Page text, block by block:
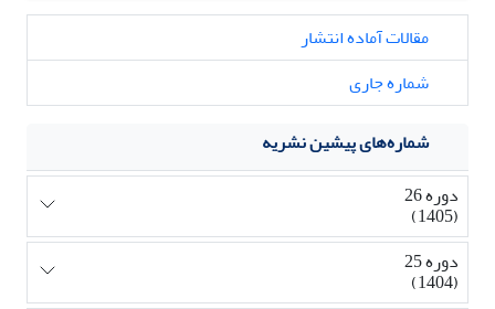
مقالات آماده انتشار
شماره جاری
شماره‌های پیشین نشریه
دوره 26
(1405)
دوره 25
(1404)